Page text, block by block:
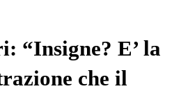
“Insigne? E’ la
che il